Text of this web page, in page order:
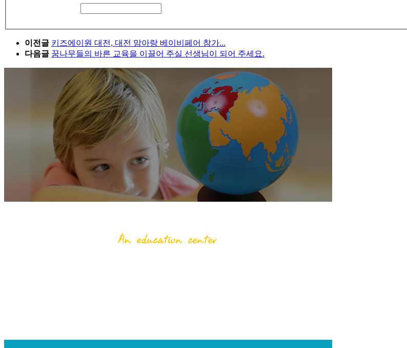
이전글 키즈에이원 대전, 대전 맘아랑 베이비페어 참가...
다음글 꿈나무들의 바른 교육을 이끌어 주실 선생님이 되어 주세요.